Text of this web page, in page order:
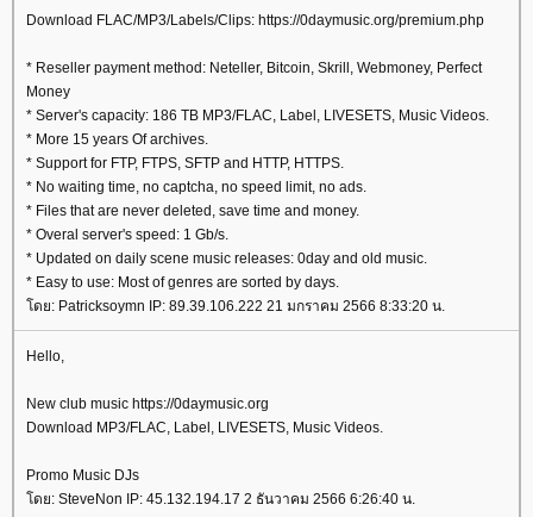
Download FLAC/MP3/Labels/Clips: https://0daymusic.org/premium.php
* Reseller payment method: Neteller, Bitcoin, Skrill, Webmoney, Perfect
Money
* Server's capacity: 186 TB MP3/FLAC, Label, LIVESETS, Music Videos.
* More 15 years Of archives.
* Support for FTP, FTPS, SFTP and HTTP, HTTPS.
* No waiting time, no captcha, no speed limit, no ads.
* Files that are never deleted, save time and money.
* Overal server's speed: 1 Gb/s.
* Updated on daily scene music releases: 0day and old music.
* Easy to use: Most of genres are sorted by days.
โดย: Patricksoymn IP: 89.39.106.222 21 มกราคม 2566 8:33:20 น.
Hello,
New club music https://0daymusic.org
Download MP3/FLAC, Label, LIVESETS, Music Videos.
Promo Music DJs
โดย: SteveNon IP: 45.132.194.17 2 ธันวาคม 2566 6:26:40 น.